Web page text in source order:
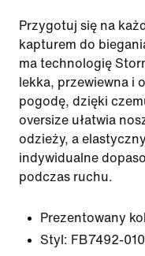
Przygotuj się na
kapturem do
ma technologię
lekka, przewiewna i
pogodę, dzięki
oversize ułatwia
odzieży, a
indywidualne
podczas ruchu.
Prezentowany
Styl: FB7492-010